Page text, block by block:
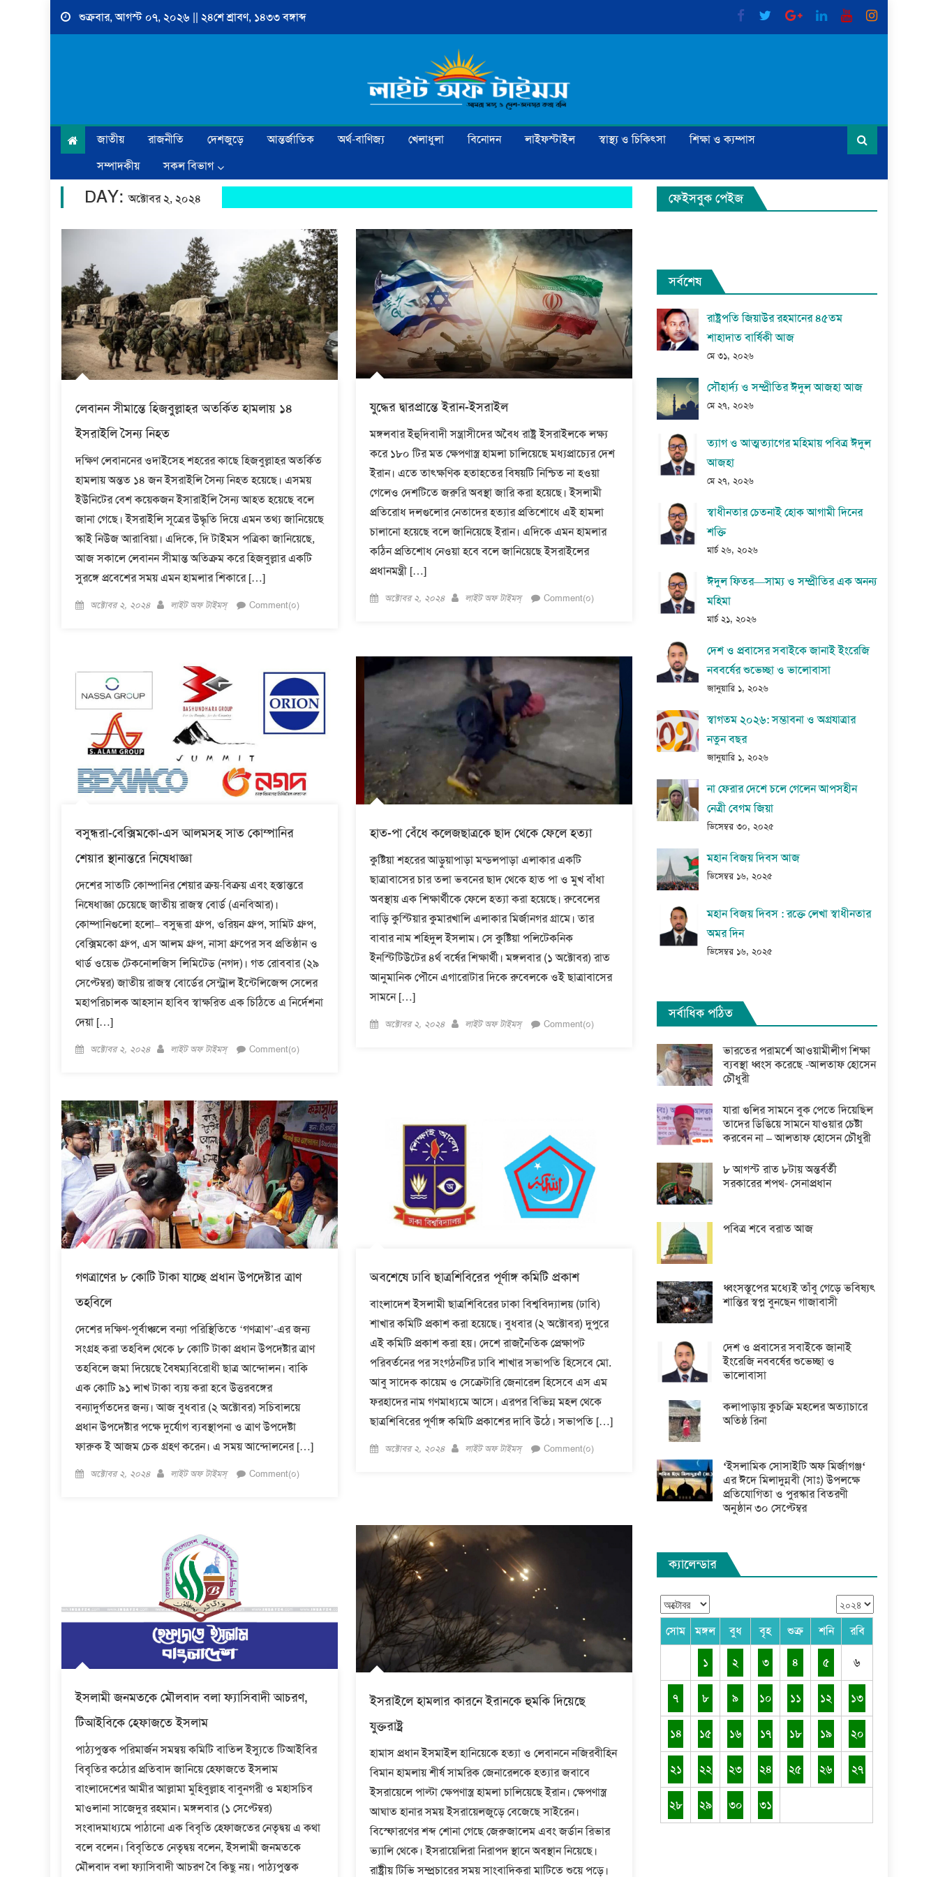
Skip
শুক্রবার, আগস্ট ০৭, ২০২৬ || ২৪শে শ্রাবণ, ১৪৩৩ বঙ্গাব্দ
জাতীয় রাজনীতি দেশজুড়ে আন্তর্জাতিক অর্থ-বাণিজ্য খেলাধুলা বিনোদন লাইফস্টাইল স্বাস্থ্য ও চিকিৎসা
শিক্ষা ও ক্যম্পাস
সম্পাদকীয়
সকল বিভাগ
DAY:অক্টোবর ২, ২০২৪
লেবানন সীমান্তে হিজবুল্লাহর অতর্কিত হামলায় ১৪
ইসরাইলি সৈন্য নিহত
দক্ষিণ লেবাননের ওদাইসেহ শহরের কাছে হিজবুল্লাহর অতর্কিত
হামলায় অন্তত ১৪ জন ইসরাইলি সৈন্য নিহত হয়েছে। এসময়
ইউনিটের বেশ কয়েকজন ইসারাইলি সৈন্য আহত হয়েছে বলে
জানা গেছে। ইসরাইলি সূত্রের উদ্ধৃতি দিয়ে এমন তথ্য জানিয়েছে
স্কাই নিউজ আরাবিয়া। এদিকে, দি টাইমস পত্রিকা জানিয়েছে,
আজ সকালে লেবানন সীমান্ত অতিক্রম করে হিজবুল্লার একটি
সুরঙ্গে প্রবেশের সময় এমন হামলার শিকারে […]
Posted
অক্টোবর ২, ২০২৪ Author
লাইট অফ টাইমস্ Comment(০)
যুদ্ধের দ্বারপ্রান্তে ইরান-ইসরাইল
মঙ্গলবার ইহুদিবাদী সন্ত্রাসীদের অবৈধ রাষ্ট্র ইসরাইলকে লক্ষ্য
করে ১৮০ টির মত ক্ষেপণাস্ত্র হামলা চালিয়েছে মধ্যপ্রাচ্যের দেশ
ইরান। এতে তাৎক্ষণিক হতাহতের বিষয়টি নিশ্চিত না হওয়া
গেলেও দেশটিতে জরুরি অবস্থা জারি করা হয়েছে। ইসলামী
প্রতিরোধ দলগুলোর নেতাদের হত্যার প্রতিশোধে এই হামলা
চালানো হয়েছে বলে জানিয়েছে ইরান। এদিকে এমন হামলার
কঠিন প্রতিশোধ নেওয়া হবে বলে জানিয়েছে ইসরাইলের
প্রধানমন্ত্রী […]
Posted
অক্টোবর ২, ২০২৪ Author
লাইট অফ টাইমস্ Comment(০)
বসুন্ধরা-বেক্সিমকো-এস আলমসহ সাত কোম্পানির
শেয়ার স্থানান্তরে নিষেধাজ্ঞা
দেশের সাতটি কোম্পানির শেয়ার ক্রয়-বিক্রয় এবং হস্তান্তরে
নিষেধাজ্ঞা চেয়েছে জাতীয় রাজস্ব বোর্ড (এনবিআর)।
কোম্পানিগুলো হলো– বসুন্ধরা গ্রুপ, ওরিয়ন গ্রুপ, সামিট গ্রুপ,
বেক্সিমকো গ্রুপ, এস আলম গ্রুপ, নাসা গ্রুপের সব প্রতিষ্ঠান ও
থার্ড ওয়েভ টেকনোলজিস লিমিটেড (নগদ)। গত রোববার (২৯
সেপ্টেম্বর) জাতীয় রাজস্ব বোর্ডের সেন্ট্রাল ইন্টেলিজেন্স সেলের
মহাপরিচালক আহসান হাবিব স্বাক্ষরিত এক চিঠিতে এ নির্দেশনা
দেয়া […]
Posted
অক্টোবর ২, ২০২৪ Author
লাইট অফ টাইমস্ Comment(০)
হাত-পা বেঁধে কলেজছাত্রকে ছাদ থেকে ফেলে হত্যা
কুষ্টিয়া শহরের আড়ুয়াপাড়া মন্ডলপাড়া এলাকার একটি
ছাত্রাবাসের চার তলা ভবনের ছাদ থেকে হাত পা ও মুখ বাঁধা
অবস্থায় এক শিক্ষার্থীকে ফেলে হত্যা করা হয়েছে। রুবেলের
বাড়ি কুস্টিয়ার কুমারখালি এলাকার মির্জানগর গ্রামে। তার
বাবার নাম শহিদুল ইসলাম। সে কুষ্টিয়া পলিটেকনিক
ইনস্টিটিউটের ৪র্থ বর্ষের শিক্ষার্থী। মঙ্গলবার (১ অক্টোবর) রাত
আনুমানিক পৌনে এগারোটার দিকে রুবেলকে ওই ছাত্রাবাসের
সামনে […]
Posted
অক্টোবর ২, ২০২৪ Author
লাইট অফ টাইমস্ Comment(০)
গণত্রাণের ৮ কোটি টাকা যাচ্ছে প্রধান উপদেষ্টার ত্রাণ
তহবিলে
দেশের দক্ষিণ-পূর্বাঞ্চলে বন্যা পরিস্থিতিতে ‘গণত্রাণ’-এর জন্য
সংগ্রহ করা তহবিল থেকে ৮ কোটি টাকা প্রধান উপদেষ্টার ত্রাণ
তহবিলে জমা দিয়েছে বৈষম্যবিরোধী ছাত্র আন্দোলন। বাকি
এক কোটি ৯১ লাখ টাকা ব্যয় করা হবে উত্তরবঙ্গের
বন্যাদুর্গতদের জন্য। আজ বুধবার (২ অক্টোবর) সচিবালয়ে
প্রধান উপদেষ্টার পক্ষে দুর্যোগ ব্যবস্থাপনা ও ত্রাণ উপদেষ্টা
ফারুক ই আজম চেক গ্রহণ করেন। এ সময় আন্দোলনের […]
Posted
অক্টোবর ২, ২০২৪ Author
লাইট অফ টাইমস্ Comment(০)
অবশেষে ঢাবি ছাত্রশিবিরের পূর্ণাঙ্গ কমিটি প্রকাশ
বাংলাদেশ ইসলামী ছাত্রশিবিরের ঢাকা বিশ্ববিদ্যালয় (ঢাবি)
শাখার কমিটি প্রকাশ করা হয়েছে। বুধবার (২ অক্টোবর) দুপুরে
এই কমিটি প্রকাশ করা হয়। দেশে রাজনৈতিক প্রেক্ষাপট
পরিবর্তনের পর সংগঠনটির ঢাবি শাখার সভাপতি হিসেবে মো.
আবু সাদেক কায়েম ও সেক্রেটারি জেনারেল হিসেবে এস এম
ফরহাদের নাম গণমাধ্যমে আসে। এরপর বিভিন্ন মহল থেকে
ছাত্রশিবিরের পূর্ণাঙ্গ কমিটি প্রকাশের দাবি উঠে। সভাপতি […]
Posted
অক্টোবর ২, ২০২৪ Author
লাইট অফ টাইমস্ Comment(০)
ইসলামী জনমতকে মৌলবাদ বলা ফ্যাসিবাদী আচরণ,
টিআইবিকে হেফাজতে ইসলাম
পাঠ্যপুস্তক পরিমার্জন সমন্বয় কমিটি বাতিল ইস্যুতে টিআইবির
বিবৃতির কঠোর প্রতিবাদ জানিয়ে হেফাজতে ইসলাম
বাংলাদেশের আমীর আল্লামা মুহিবুল্লাহ বাবুনগরী ও মহাসচিব
মাওলানা সাজেদুর রহমান। মঙ্গলবার (১ সেপ্টেম্বর)
সংবাদমাধ্যমে পাঠানো এক বিবৃতি হেফাজতের নেতৃদ্বয় এ কথা
বলে বলেন। বিবৃতিতে নেতৃদ্বয় বলেন, ইসলামী জনমতকে
মৌলবাদ বলা ফ্যাসিবাদী আচরণ বৈ কিছু নয়। পাঠ্যপুস্তক
ইসরাইলে হামলার কারনে ইরানকে হুমকি দিয়েছে
যুক্তরাষ্ট্র
হামাস প্রধান ইসমাইল হানিয়েকে হত্যা ও লেবাননে নজিরবীহিন
বিমান হামলায় শীর্ষ সামরিক জেনারেলকে হত্যার জবাবে
ইসরায়েলে পাল্টা ক্ষেপণাস্ত্র হামলা চালিয়েছে ইরান। ক্ষেপণাস্ত্র
আঘাত হানার সময় ইসরায়েলজুড়ে বেজেছে সাইরেন।
বিস্ফোরণের শব্দ শোনা গেছে জেরুজালেম এবং জর্ডান রিভার
ভ্যালি থেকে। ইসরায়েলিরা নিরাপদ স্থানে অবস্থান নিয়েছে।
রাষ্ট্রীয় টিভি সম্প্রচারের সময় সাংবাদিকরা মাটিতে শুয়ে পড়ে।
ফেইসবুক পেইজ
সর্বশেষ
রাষ্ট্রপতি জিয়াউর রহমানের ৪৫তম
শাহাদাত বার্ষিকী আজ
মে ৩১, ২০২৬
সৌহার্দ্য ও সম্প্রীতির ঈদুল আজহা আজ
মে ২৭, ২০২৬
ত্যাগ ও আত্মত্যাগের মহিমায় পবিত্র ঈদুল
আজহা
মে ২৭, ২০২৬
স্বাধীনতার চেতনাই হোক আগামী দিনের
শক্তি
মার্চ ২৬, ২০২৬
ঈদুল ফিতর—সাম্য ও সম্প্রীতির এক অনন্য
মহিমা
মার্চ ২১, ২০২৬
দেশ ও প্রবাসের সবাইকে জানাই ইংরেজি
নববর্ষের শুভেচ্ছা ও ভালোবাসা
জানুয়ারি ১, ২০২৬
স্বাগতম ২০২৬: সম্ভাবনা ও অগ্রযাত্রার
নতুন বছর
জানুয়ারি ১, ২০২৬
না ফেরার দেশে চলে গেলেন আপসহীন
নেত্রী বেগম জিয়া
ডিসেম্বর ৩০, ২০২৫
মহান বিজয় দিবস আজ
ডিসেম্বর ১৬, ২০২৫
মহান বিজয় দিবস : রক্তে লেখা স্বাধীনতার
অমর দিন
ডিসেম্বর ১৬, ২০২৫
সর্বাধিক পঠিত
ভারতের পরামর্শে আওয়ামীলীগ শিক্ষা
ব্যবস্থা ধ্বংস করেছে -আলতাফ হোসেন
চৌধুরী
যারা গুলির সামনে বুক পেতে দিয়েছিল
তাদের ডিঙিয়ে সামনে যাওয়ার চেষ্টা
করবেন না – আলতাফ হোসেন চৌধুরী
৮ আগস্ট রাত ৮টায় অন্তর্বর্তী
সরকারের শপথ- সেনাপ্রধান
পবিত্র শবে বরাত আজ
ধ্বংসস্তূপের মধ্যেই তাঁবু গেড়ে ভবিষ্যৎ
শান্তির স্বপ্ন বুনছেন গাজাবাসী
দেশ ও প্রবাসের সবাইকে জানাই
ইংরেজি নববর্ষের শুভেচ্ছা ও
ভালোবাসা
কলাপাড়ায় কুচক্রি মহলের অত্যাচারে
অতিষ্ঠ রিনা
‘ইসলামিক সোসাইটি অফ মির্জাগঞ্জ‘
এর ঈদে মিলাদুন্নবী (সাঃ) উপলক্ষে
প্রতিযোগিতা ও পুরস্কার বিতরণী
অনুষ্ঠান ৩০ সেপ্টেম্বর
ক্যালেন্ডার
সোম মঙ্গল বুধ বৃহ শুক্র শনি রবি
১ ২ ৩ ৪ ৫ ৬
৭ ৮ ৯ ১০ ১১ ১২ ১৩
১৪ ১৫ ১৬ ১৭ ১৮ ১৯ ২০
২১ ২২ ২৩ ২৪ ২৫ ২৬ ২৭
২৮ ২৯ ৩০ ৩১